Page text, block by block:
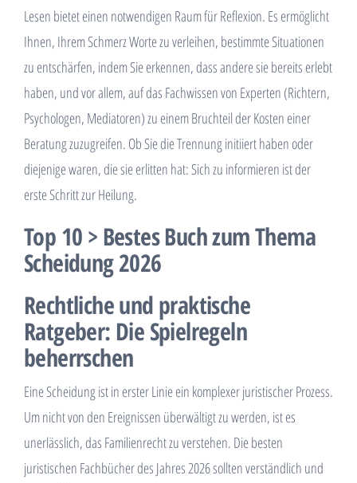
Lesen bietet einen notwendigen Raum für Reflexion. Es ermöglicht
Ihnen, Ihrem Schmerz Worte zu verleihen, bestimmte Situationen
zu entschärfen, indem Sie erkennen, dass andere sie bereits erlebt
haben, und vor allem, auf das Fachwissen von Experten (Richtern,
Psychologen, Mediatoren) zu einem Bruchteil der Kosten einer
Beratung zuzugreifen. Ob Sie die Trennung initiiert haben oder
diejenige waren, die sie erlitten hat: Sich zu informieren ist der
erste Schritt zur Heilung.
Top 10 > Bestes Buch zum Thema
Scheidung 2026
Rechtliche und praktische
Ratgeber: Die Spielregeln
beherrschen
Eine Scheidung ist in erster Linie ein komplexer juristischer Prozess.
Um nicht von den Ereignissen überwältigt zu werden, ist es
unerlässlich, das Familienrecht zu verstehen. Die besten
juristischen Fachbücher des Jahres 2026 sollten verständlich und